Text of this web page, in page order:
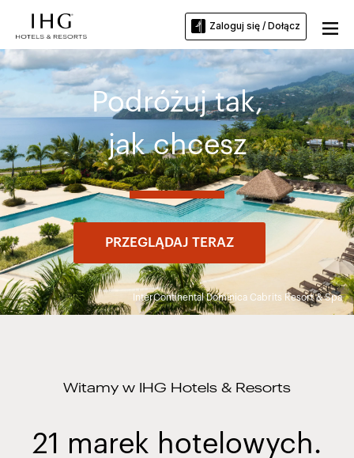
Zaloguj się / Dołącz
InterContinental Dominica Cabrits Resort & Spa
Podróżuj tak,
jak chcesz
PRZEGLĄDAJ TERAZ
Witamy w IHG Hotels & Resorts
21 marek hotelowych.